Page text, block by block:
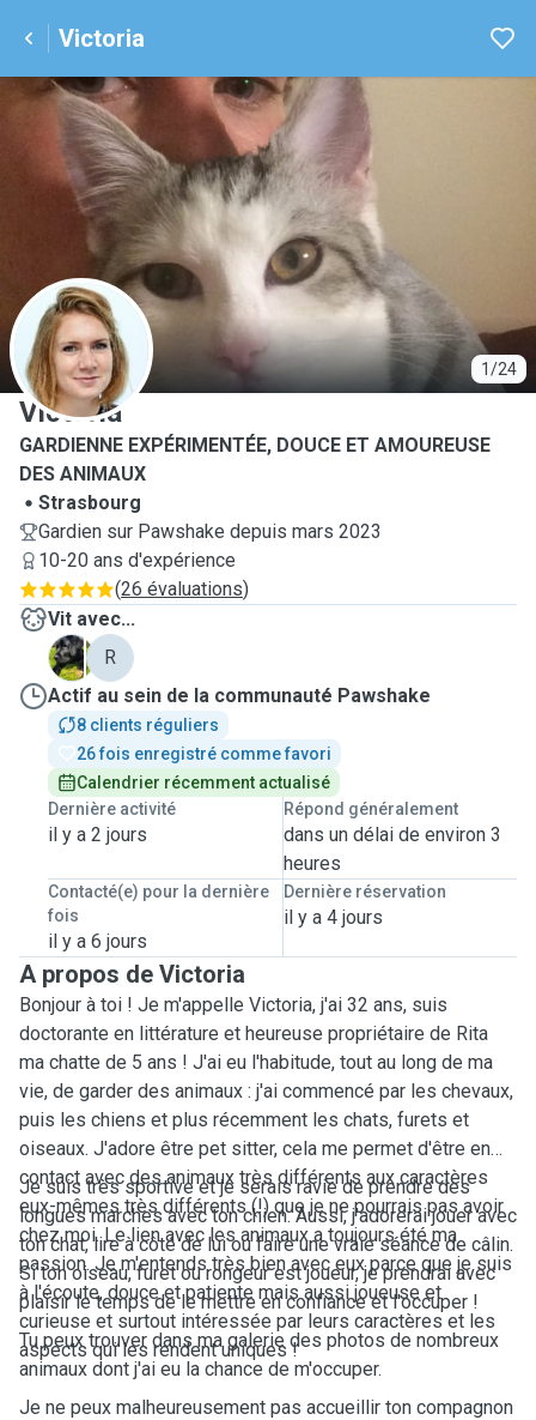
Victoria
1/24
V
Victoria
GARDIENNE EXPÉRIMENTÉE, DOUCE ET AMOUREUSE
DES ANIMAUX
Strasbourg
Gardien sur Pawshake depuis mars 2023
10-20 ans d'expérience
(26 évaluations)
Vit avec...
N
R
Actif au sein de la communauté Pawshake
8 clients réguliers
26 fois enregistré comme favori
Calendrier récemment actualisé
Dernière activité
il y a 2 jours
Répond généralement
dans un délai de environ 3
heures
Contacté(e) pour la dernière
fois
il y a 6 jours
Dernière réservation
il y a 4 jours
A propos de Victoria
Bonjour à toi ! Je m'appelle Victoria, j'ai 32 ans, suis
doctorante en littérature et heureuse propriétaire de Rita
ma chatte de 5 ans ! J'ai eu l'habitude, tout au long de ma
vie, de garder des animaux : j'ai commencé par les chevaux,
puis les chiens et plus récemment les chats, furets et
oiseaux. J'adore être pet sitter, cela me permet d'être en
contact avec des animaux très différents aux caractères
eux-mêmes très différents (!) que je ne pourrais pas avoir
chez moi. Le lien avec les animaux a toujours été ma
passion. Je m'entends très bien avec eux parce que je suis
à l'écoute, douce et patiente mais aussi joueuse et
curieuse et surtout intéressée par leurs caractères et les
aspects qui les rendent uniques !
Je suis très sportive et je serais ravie de prendre des
longues marches avec ton chien. Aussi, j'adorerai jouer avec
ton chat, lire à côté de lui ou faire une vraie séance de câlin.
Si ton oiseau, furet ou rongeur est joueur, je prendrai avec
plaisir le temps de le mettre en confiance et l'occuper !
Tu peux trouver dans ma galerie des photos de nombreux
animaux dont j'ai eu la chance de m'occuper.
Je ne peux malheureusement pas accueillir ton compagnon